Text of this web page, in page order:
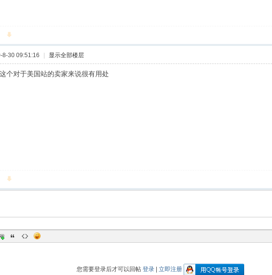
8-30 09:51:16 显示全部楼层
个对于美国站的卖家来说很有用处
您需要登录后才可以回帖 登录 立即注册